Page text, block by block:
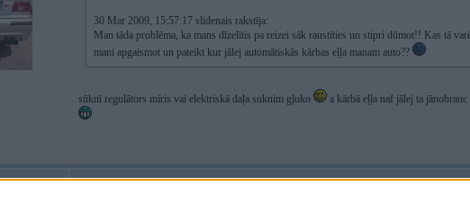
30 Mar 2009, 15:57:17 slidenais rakstīja:
Man tāda problēma, ka mans dīzelītis pa reizei sāk raustīties un stipri dūmot!! Kas tā
mani apgaismot un pateikt kur jālej automātiskās kārbas eļļa manam auto??
sūknī regulātors miris vai elektriskā daļa suknim gļuko a kārbā eļļa naf jālej ta
08. Apr 2009, 20:22